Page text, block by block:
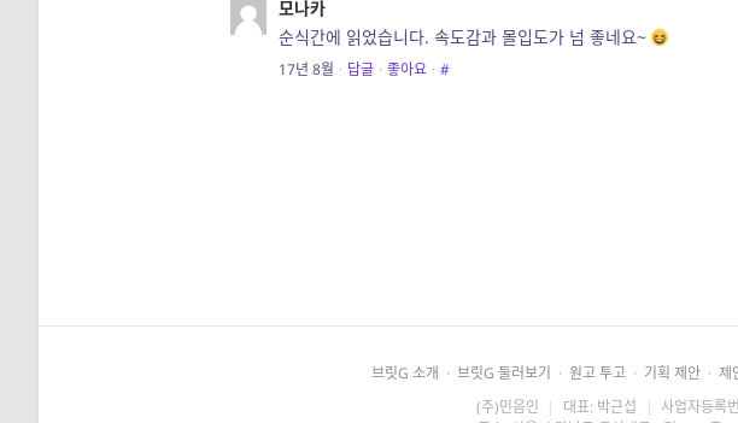
모나카
순식간에 읽었습니다. 속도감과 몰입도가 넘 좋네요~
17년 8월 · 답글 · 좋아요 · #
브릿G 소개 · 브릿G 둘러보기 · 원고 투고 · 기획 제안 · 제
(주)민음인 | 대표: 박근섭 | 사업자등록